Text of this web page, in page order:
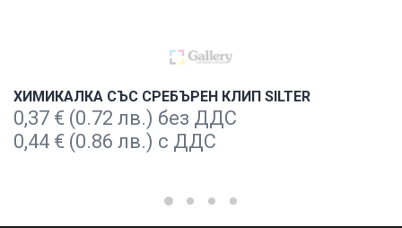
ХИМИКАЛКА СЪС СРЕБЪРЕН КЛИП SILTER
0,37 € (0.72 лв.) без ДДС
0,44 € (0.86 лв.) с ДДС